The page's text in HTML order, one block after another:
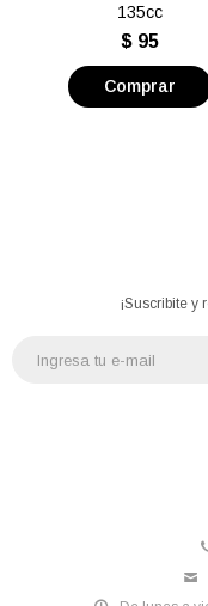
135cc
$ 95
¡Suscribite y